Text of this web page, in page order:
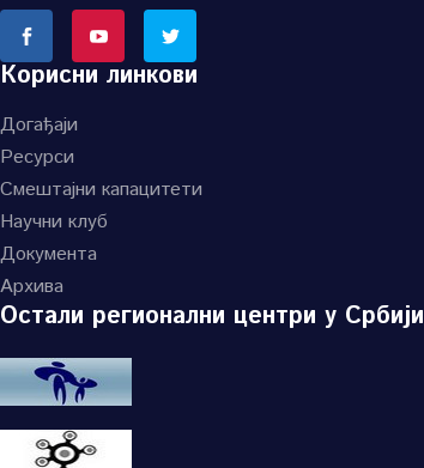
Корисни линкови
Догађаји
Ресурси
Смештајни капацитети
Научни клуб
Документа
Архива
Остали регионални центри у Србији